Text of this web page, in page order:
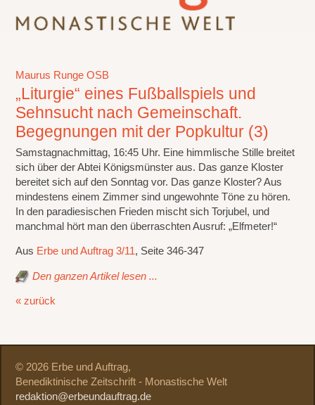
Maurus Runge OSB
„Liturgie“ eines Fußballspiels und
Sehnsucht nach Gemeinschaft.
Begegnungen mit der Popkultur (3)
Samstagnachmittag, 16:45 Uhr. Eine himmlische Stille breitet
sich über der Abtei Königsmünster aus. Das ganze Kloster
bereitet sich auf den Sonntag vor. Das ganze Kloster? Aus
mindestens einem Zimmer sind ungewohnte Töne zu hören.
In den paradiesischen Frieden mischt sich Torjubel, und
manchmal hört man den überraschten Ausruf: „Elfmeter!“
Aus Erbe und Auftrag 3/11, Seite 346-347
Den ganzen Artikel lesen ...
« zurück
© 2026 Erbe und Auftrag,
Benediktinische Zeitschrift - Monastische Welt
redaktion@erbeundauftrag.de